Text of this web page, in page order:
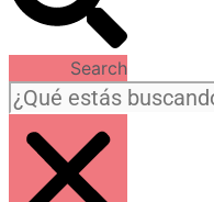
Search